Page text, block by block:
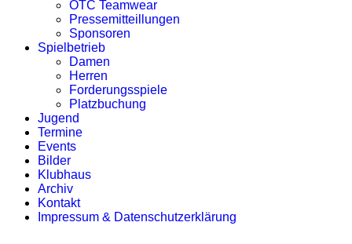
OTC Teamwear
Pressemitteillungen
Sponsoren
Spielbetrieb
Damen
Herren
Forderungsspiele
Platzbuchung
Jugend
Termine
Events
Bilder
Klubhaus
Archiv
Kontakt
Impressum & Datenschutzerklärung